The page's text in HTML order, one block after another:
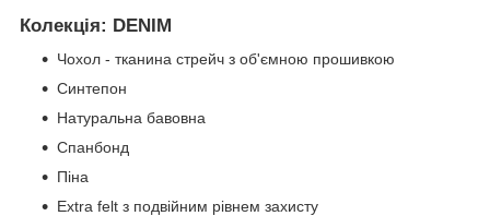
Колекція: DENIM
Чохол - тканина стрейч з об'ємною прошивкою
Синтепон
Натуральна бавовна
Спанбонд
Піна
Extra felt з подвійним рівнем захисту